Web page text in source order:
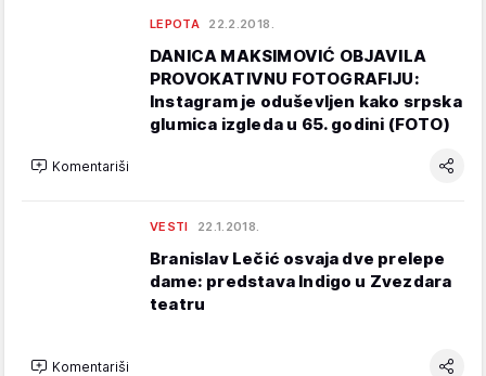
LEPOTA 22.2.2018.
DANICA MAKSIMOVIĆ OBJAVILA
PROVOKATIVNU FOTOGRAFIJU:
Instagram je oduševljen kako srpska
glumica izgleda u 65. godini (FOTO)
Komentariši
VESTI 22.1.2018.
Branislav Lečić osvaja dve prelepe
dame: predstava Indigo u Zvezdara
teatru
Komentariši